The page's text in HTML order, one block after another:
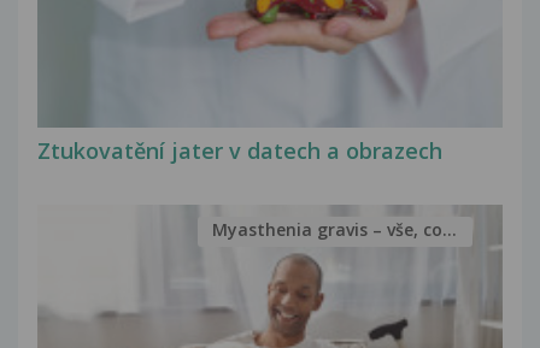
Ztukovatění jater v datech a obrazech
Myasthenia gravis – vše, co...